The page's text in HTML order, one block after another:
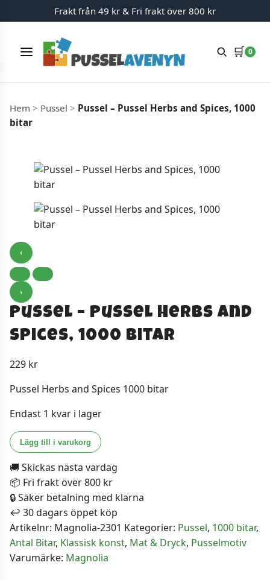
Hoppa till innehåll
Frakt från 49 kr & Fri frakt över 800 kr
Meny 🛒 0
Hem > Pussel > Pussel – Pussel Herbs and Spices, 1000
bitar
‹
›
Pussel – Pussel Herbs and
Spices, 1000 bitar
229 kr
Pussel Herbs and Spices 1000 bitar
Endast 1 kvar i lager
Pussel
-
Pussel
Herbs
and
Spices,
1000
bitar
mängd
Lägg till i varukorg
🚚 Skickas nästa vardag
📦 Fri frakt över 800 kr
🔒 Säker betalning med klarna
↩️ 30 dagars öppet köp
Artikelnr: Magnolia-2301 Kategorier: Pussel, 1000 bitar,
Antal Bitar, Klassisk konst, Mat & Dryck, Pusselmotiv
Varumärke: Magnolia